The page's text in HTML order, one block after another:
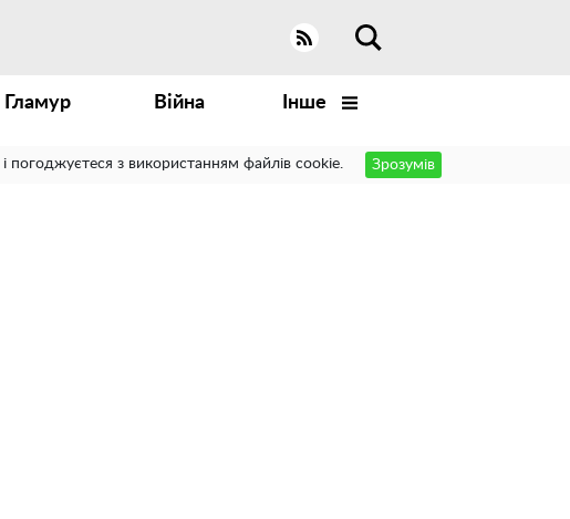
Гламур Війна Інше
і погоджуєтеся з використанням файлів cookie. Зрозумів